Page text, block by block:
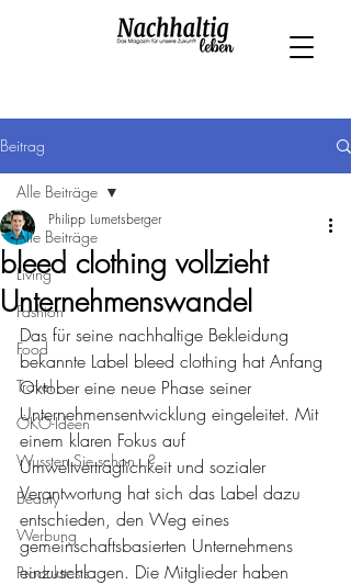
Beitrag
Alle Beiträge
Living
Fashion
Food
Travel
ÖKO-Ideen
Wussten Sie schon...?
Beauty
Werbung
Produkttests
Alle Beiträge
bleed clothing vollzieht
Unternehmenswandel
Philipp Lumetsberger
Das für seine nachhaltige Bekleidung
bekannte Label bleed clothing hat Anfang
Oktober eine neue Phase seiner
Unternehmensentwicklung eingeleitet. Mit
einem klaren Fokus auf
Umweltverträglichkeit und sozialer
Verantwortung hat sich das Label dazu
entschieden, den Weg eines
gemeinschaftsbasierten Unternehmens
einzuschlagen. Die Mitglieder haben